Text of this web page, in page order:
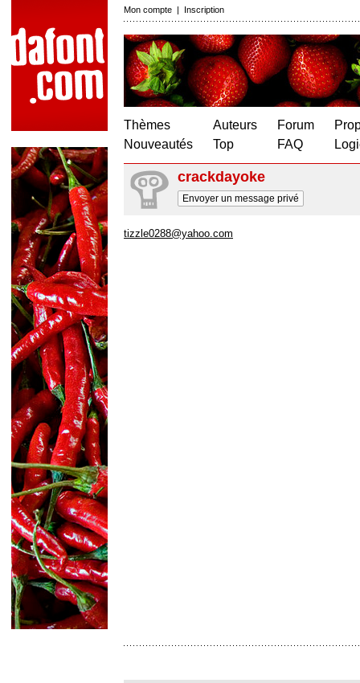
Mon compte | Inscription
Thèmes
Nouveautés
Auteurs
Top
Forum
FAQ
crackdayoke
Envoyer un message privé
tizzle0288@yahoo.com